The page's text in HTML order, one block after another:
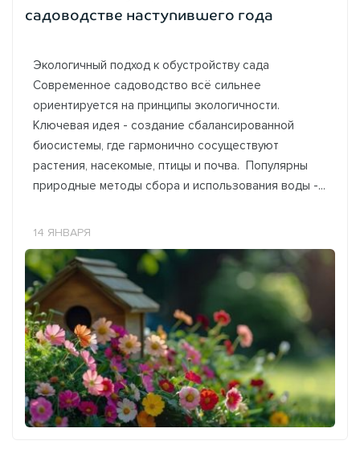
садоводстве наступившего года
Экологичный подход к обустройству сада
Современное садоводство всё сильнее
ориентируется на принципы экологичности.
Ключевая идея - создание сбалансированной
биосистемы, где гармонично сосуществуют
растения, насекомые, птицы и почва. Популярны
природные методы сбора и использования воды -...
14 ЯНВАРЯ